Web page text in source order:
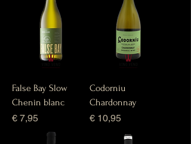
False Bay Slow
Chenin blanc
Prijs
€ 7,95
Codorniu
Chardonnay
Prijs
€ 10,95